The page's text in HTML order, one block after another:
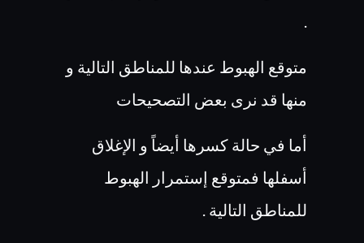
.
متوقع الهبوط عندها للمناطق التالية و
منها قد نرى بعض التصحيحات
أما في حالة كسرها أيضاً و الإغلاق
أسفلها فمتوقع إستمرار الهبوط
للمناطق التالية .